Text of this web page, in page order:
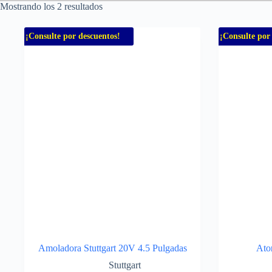
Mostrando los 2 resultados
¡Consulte por descuentos!
Amoladora Stuttgart 20V 4.5 Pulgadas
Stuttgart
¡Consulte por